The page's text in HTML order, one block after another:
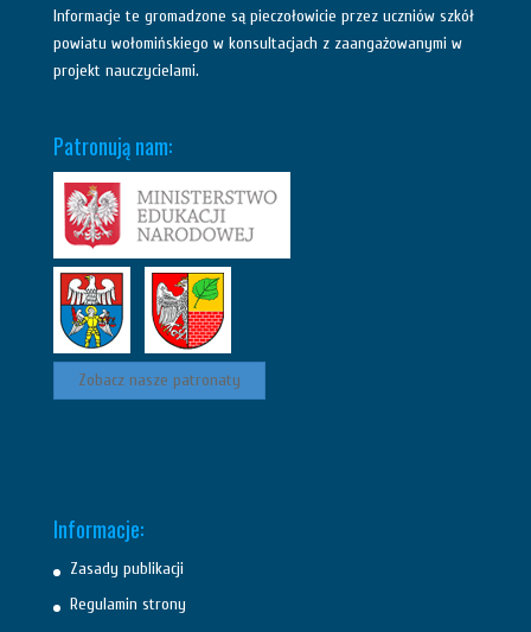
Informacje te gromadzone są pieczołowicie przez uczniów szkół
powiatu wołomińskiego w konsultacjach z zaangażowanymi w
projekt nauczycielami.
Patronują nam:
Zobacz nasze patronaty
Informacje:
Zasady publikacji
Regulamin strony